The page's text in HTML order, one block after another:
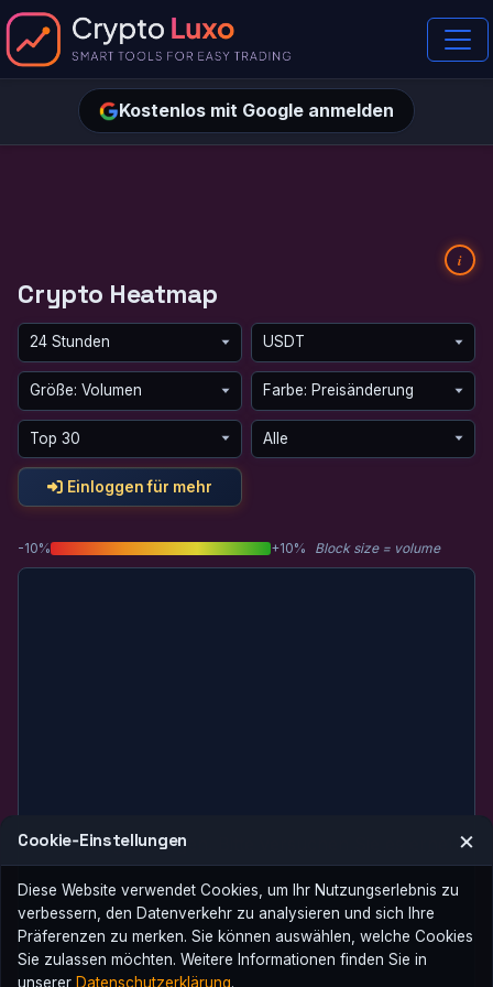
Kostenlos mit Google anmelden
Crypto Heatmap
i
Einloggen für mehr
-10% +10% Block size = volume
Laden fehlgeschlagen. Bitte versuchen Sie es erneut.
Cookie‑Einstellungen ×
Diese Website verwendet Cookies, um Ihr Nutzungserlebnis zu
verbessern, den Datenverkehr zu analysieren und sich Ihre
Präferenzen zu merken. Sie können auswählen, welche Cookies
Sie zulassen möchten. Weitere Informationen finden Sie in
unserer Datenschutzerklärung.